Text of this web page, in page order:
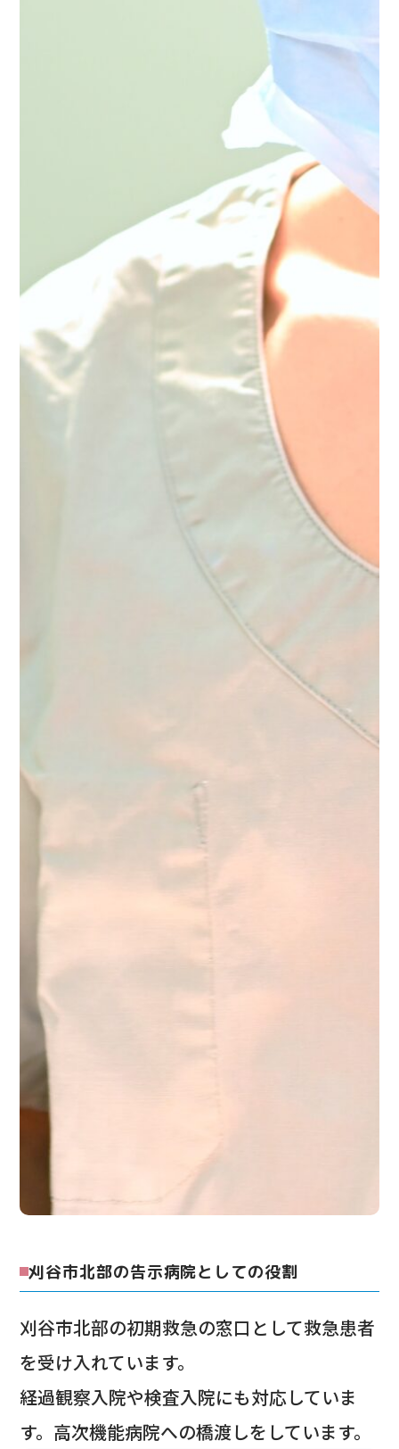
刈谷市北部の告示病院としての役割
刈谷市北部の初期救急の窓口として救急患者
を受け入れています。
経過観察入院や検査入院にも対応していま
す。高次機能病院への橋渡しをしています。